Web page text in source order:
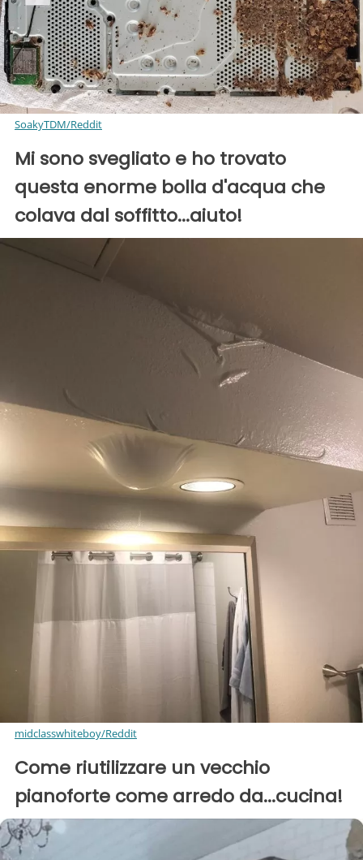
SoakyTDM/Reddit
Mi sono svegliato e ho trovato
questa enorme bolla d'acqua che
colava dal soffitto...aiuto!
midclasswhiteboy/Reddit
Come riutilizzare un vecchio
pianoforte come arredo da...cucina!